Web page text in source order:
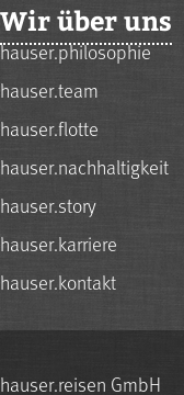
Wir über uns
hauser.philosophie
hauser.team
hauser.flotte
hauser.nachhaltigkeit
hauser.story
hauser.karriere
hauser.kontakt
hauser.reisen GmbH